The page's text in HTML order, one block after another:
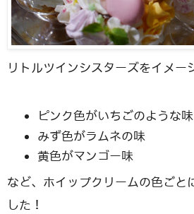
リトルツインシスターズをイメー
ピンク色がいちごのような味
みず色がラムネの味
黄色がマンゴー味
など、ホイップクリームの色ごと
した！